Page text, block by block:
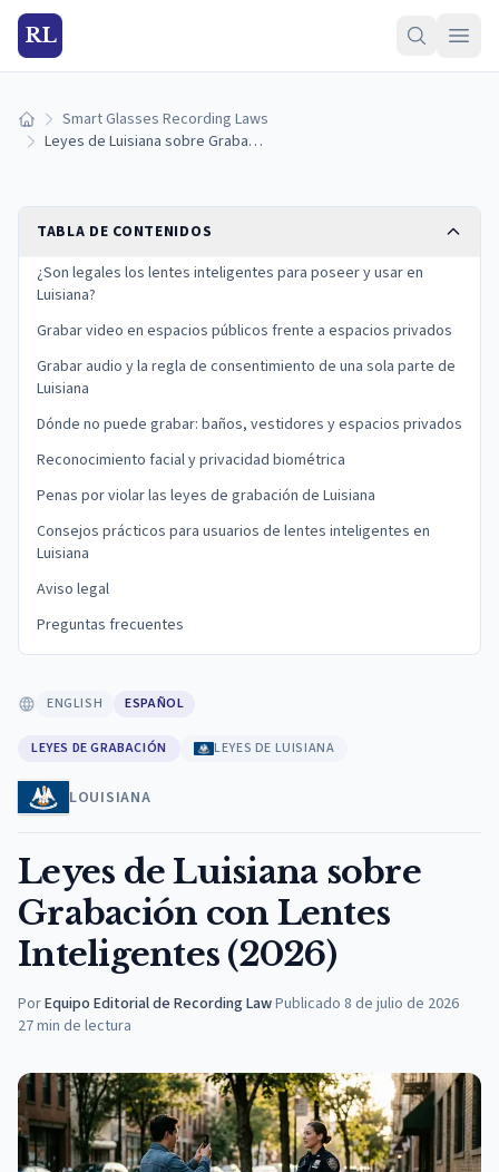
RL
Inicio Smart Glasses Recording Laws
Leyes de Luisiana sobre Grabación con Lentes Inteligentes (2026)
TABLA DE CONTENIDOS
¿Son legales los lentes inteligentes para poseer y usar en
Luisiana?
Grabar video en espacios públicos frente a espacios privados
Grabar audio y la regla de consentimiento de una sola parte de
Luisiana
Dónde no puede grabar: baños, vestidores y espacios privados
Reconocimiento facial y privacidad biométrica
Penas por violar las leyes de grabación de Luisiana
Consejos prácticos para usuarios de lentes inteligentes en
Luisiana
Aviso legal
Preguntas frecuentes
ENGLISH ESPAÑOL
LEYES DE GRABACIÓN LEYES DE LUISIANA
LOUISIANA
Leyes de Luisiana sobre
Grabación con Lentes
Inteligentes (2026)
PorEquipo Editorial de Recording Law·Publicado 8 de julio de 2026
27min de lectura